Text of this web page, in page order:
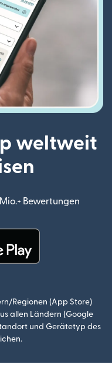
weltweit
Mio.+ Bewertungen
Regionen (App Store)
allen Ländern (Google
und Gerätetyp des